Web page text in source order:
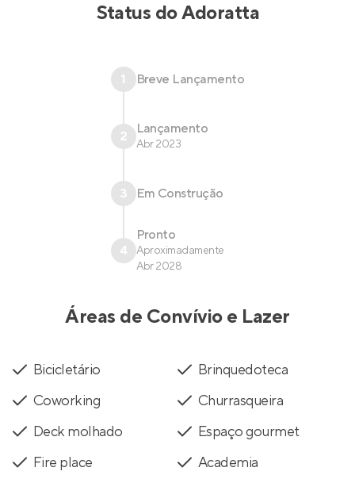
Status doAdoratta
1 Breve Lançamento
2 Lançamento
Abr 2023
3 Em Construção
4
Pronto
Aproximadamente
Abr 2028
Áreas de Convívio e Lazer
Bicicletário
Brinquedoteca
Coworking
Churrasqueira
Deck molhado
Espaço gourmet
Fire place
Academia